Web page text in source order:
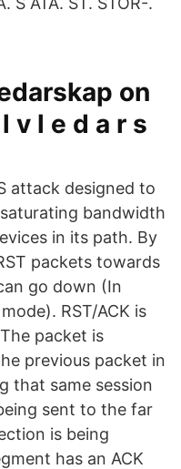
on
v l e d a r s
attack designed to
bandwidth
in its path. By
packets towards
go down (In
RST/ACK is
packet is
previous packet in
that same session
sent to the far
is being
has an ACK